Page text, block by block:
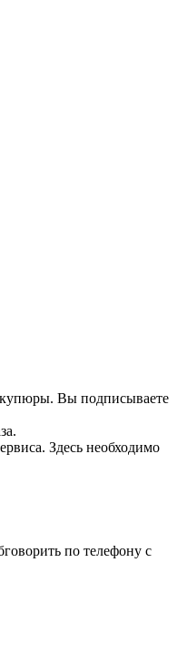
купюры. Вы подписываете
Здесь необходимо
по телефону с